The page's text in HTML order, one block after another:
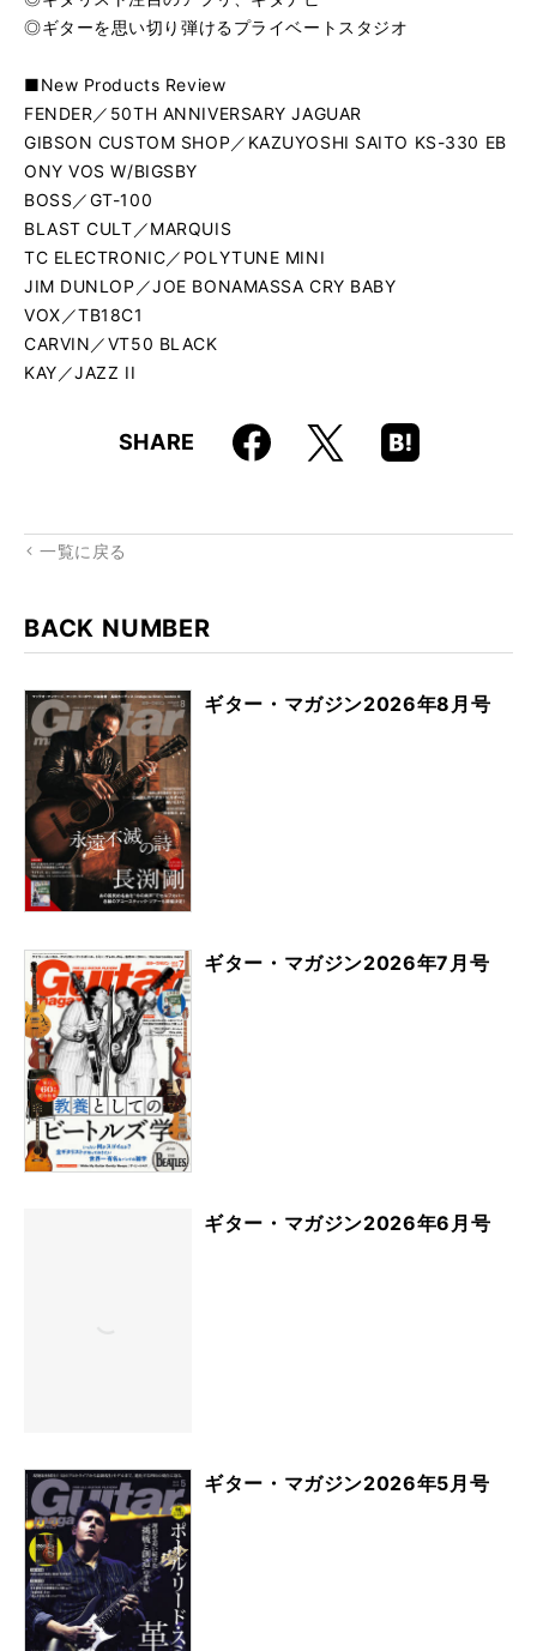
◎ギターを思い切り弾けるプライベートスタジオ
■New Products Review
FENDER／50TH ANNIVERSARY JAGUAR
GIBSON CUSTOM SHOP／KAZUYOSHI SAITO KS-330 EB
ONY VOS W/BIGSBY
BOSS／GT-100
BLAST CULT／MARQUIS
TC ELECTRONIC／POLYTUNE MINI
JIM DUNLOP／JOE BONAMASSA CRY BABY
VOX／TB18C1
CARVIN／VT50 BLACK
KAY／JAZZ II
SHARE Faceboo
k
X
Hatena
Boo
一覧に戻る
BACK NUMBER
ギター・マガジン2026年8月号
ギター・マガジン2026年7月号
ギター・マガジン2026年6月号
ギター・マガジン2026年5月号